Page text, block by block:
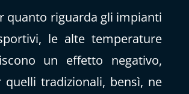
quanto riguarda gli impianti
le alte temperature
un effetto negativo,
quelli tradizionali, bensì, ne